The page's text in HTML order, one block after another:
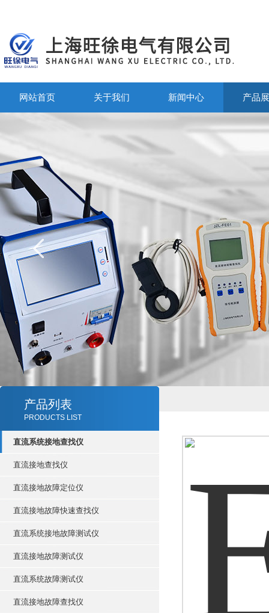
网站首页 关于我们 新闻中心 产品
产品列表
PRODUCTS LIST
直流系统接地查找仪
直流接地查找仪
直流接地故障定位仪
直流接地故障快速查找仪
直流系统接地故障测试仪
直流接地故障测试仪
直流系统故障测试仪
直流接地故障查找仪